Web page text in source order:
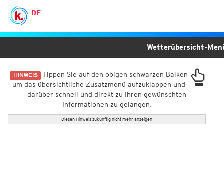
DE
HINWEIS Tippen Sie auf den obigen schwarzen Balken
um das übersichtliche Zusatzmenü aufzuklappen und
darüber schnell und direkt zu Ihren gewünschten
Informationen zu gelangen.
Diesen Hinweis zukünftig nicht mehr anzeigen
Wetterübersicht-